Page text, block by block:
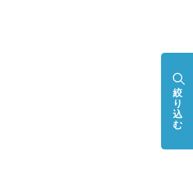
絞
り
込
む